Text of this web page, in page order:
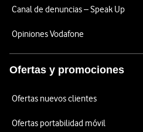
Canal de denuncias – Speak Up
Opiniones Vodafone
Ofertas y promociones
Ofertas nuevos clientes
Ofertas portabilidad móvil